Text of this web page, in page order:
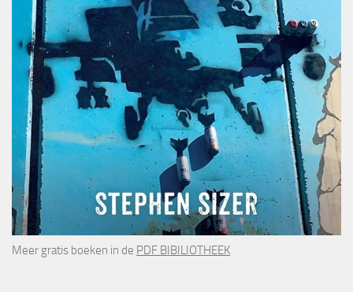
Meer gratis boeken in de PDF BIBILIOTHEEK